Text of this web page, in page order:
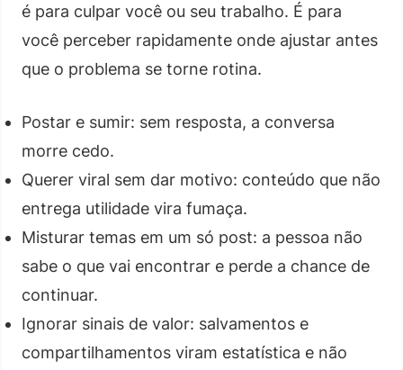
é para culpar você ou seu trabalho. É para
você perceber rapidamente onde ajustar antes
que o problema se torne rotina.
Postar e sumir: sem resposta, a conversa
morre cedo.
Querer viral sem dar motivo: conteúdo que não
entrega utilidade vira fumaça.
Misturar temas em um só post: a pessoa não
sabe o que vai encontrar e perde a chance de
continuar.
Ignorar sinais de valor: salvamentos e
compartilhamentos viram estatística e não